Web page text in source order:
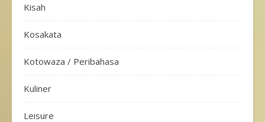
Kisah
Kosakata
Kotowaza / Peribahasa
Kuliner
Leisure